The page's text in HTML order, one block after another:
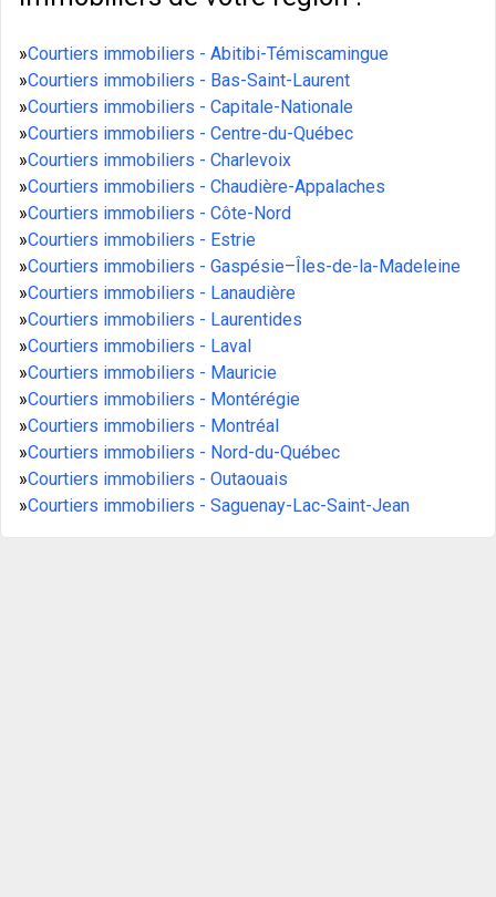
»Courtiers immobiliers - Abitibi-Témiscamingue
»Courtiers immobiliers - Bas-Saint-Laurent
»Courtiers immobiliers - Capitale-Nationale
»Courtiers immobiliers - Centre-du-Québec
»Courtiers immobiliers - Charlevoix
»Courtiers immobiliers - Chaudière-Appalaches
»Courtiers immobiliers - Côte-Nord
»Courtiers immobiliers - Estrie
»Courtiers immobiliers - Gaspésie–Îles-de-la-Madeleine
»Courtiers immobiliers - Lanaudière
»Courtiers immobiliers - Laurentides
»Courtiers immobiliers - Laval
»Courtiers immobiliers - Mauricie
»Courtiers immobiliers - Montérégie
»Courtiers immobiliers - Montréal
»Courtiers immobiliers - Nord-du-Québec
»Courtiers immobiliers - Outaouais
»Courtiers immobiliers - Saguenay-Lac-Saint-Jean